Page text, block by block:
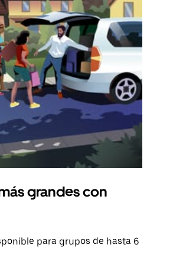
grandes con
para grupos de hasta 6